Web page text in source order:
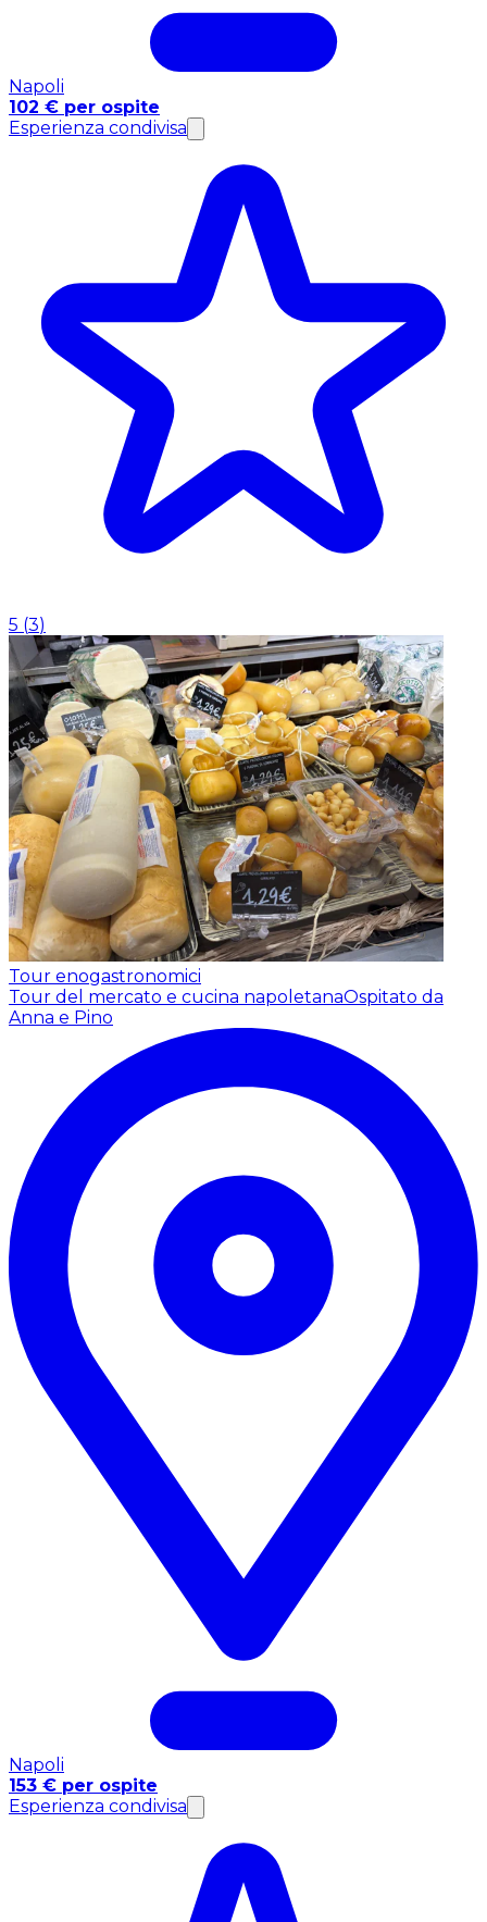
Napoli
102 € per ospite
Esperienza condivisa
5 (3)
Tour enogastronomici
Tour del mercato e cucina napoletanaOspitato da
Anna e Pino
Napoli
153 € per ospite
Esperienza condivisa